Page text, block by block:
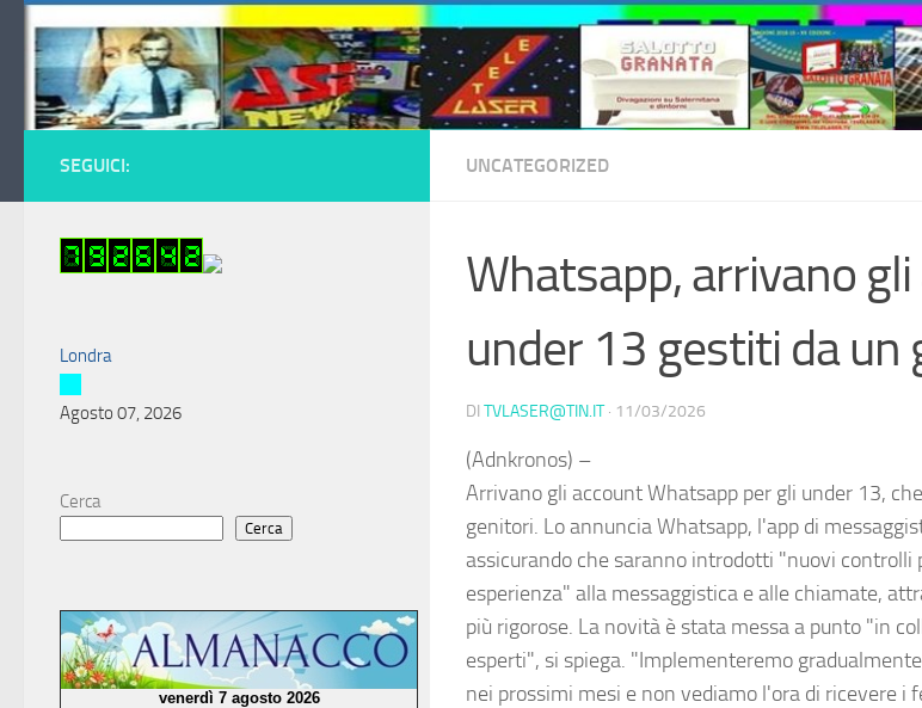
Salta al contenuto
UNCATEGORIZED
Whatsapp, arrivano
under 13 gestiti da un
DI TVLASER@TIN.IT · 11/03/2026
(Adnkronos) –
Arrivano gli account Whatsapp per gli under 13,
genitori. Lo annuncia Whatsapp, l'app di
assicurando che saranno introdotti "nuovi controlli
esperienza" alla messaggistica e alle chiamate,
più rigorose. La novità è stata messa a punto "in
esperti", si spiega. "Implementeremo
nei prossimi mesi e non vediamo l'ora di ricevere i
SEGUICI:
Londra
Agosto 07, 2026
Cerca
Cerca